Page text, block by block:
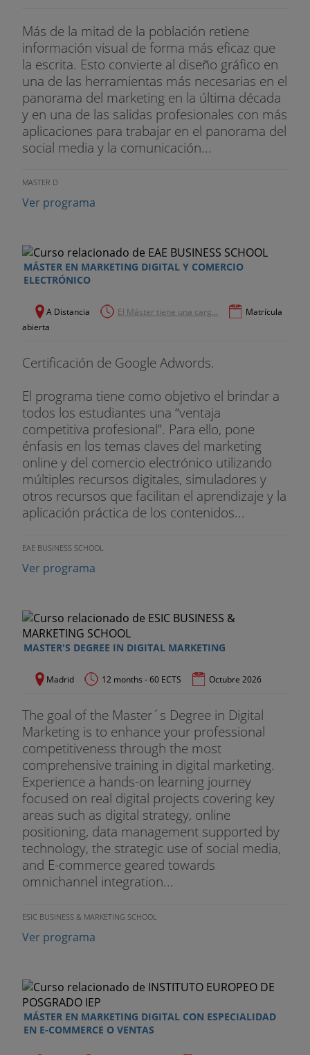
TEMA 2 Responsabilidades y derechos
Usuario y o afectados
Empresa
Administrador de RRSS
BLOQUE II MARKETING DIGITAL & INBOUND
MARKETING
Definiciones y Evolución del Marketing
Ventajas y características del Marketing Digital
Tendencias influidas por Internet
Blended Marketing
Diccionario inicial: Glosario
TEMA 2 El Plan de Marketing Digital
Introducción e integración con el Plan Offline
Modelos de negocio en Internet y objetivos
Análisis Interno: Empresa y recursos
DAFO, la situación actual y la revisión de objetivos
Estrategias básicas
El Mix de Marketing integrado con el Mix Digital
Implementación y plan de acción
Seguimiento y control del plan
TEMA 3 El nuevo Marketing Mix
Producto
Distribución (Place)
TEMA 4 Mix Digital: Atraer
Marketing en buscadores (SEO y SEM)
Más de la mitad de la población retiene
información visual de forma más eficaz que
la escrita. Esto convierte al diseño gráfico en
una de las herramientas más necesarias en el
panorama del marketing en la última década
y en una de las salidas profesionales con más
aplicaciones para trabajar en el panorama del
social media y la comunicación...
MASTER D
Ver programa
MÁSTER EN MARKETING DIGITAL Y COMERCIO
ELECTRÓNICO
A Distancia El Máster tiene una carg...
Matrícula
abierta
Certificación de Google Adwords.
El programa tiene como objetivo el brindar a
todos los estudiantes una “ventaja
competitiva profesional”. Para ello, pone
énfasis en los temas claves del marketing
online y del comercio electrónico utilizando
múltiples recursos digitales, simuladores y
otros recursos que facilitan el aprendizaje y la
aplicación práctica de los contenidos...
EAE BUSINESS SCHOOL
Ver programa
MASTER'S DEGREE IN DIGITAL MARKETING
Madrid 12 months - 60 ECTS Octubre 2026
The goal of the Master´s Degree in Digital
Marketing is to enhance your professional
competitiveness through the most
comprehensive training in digital marketing.
Experience a hands-on learning journey
focused on real digital projects covering key
areas such as digital strategy, online
positioning, data management supported by
technology, the strategic use of social media,
and E-commerce geared towards
omnichannel integration...
ESIC BUSINESS & MARKETING SCHOOL
Ver programa
MÁSTER EN MARKETING DIGITAL CON ESPECIALIDAD
EN E-COMMERCE O VENTAS